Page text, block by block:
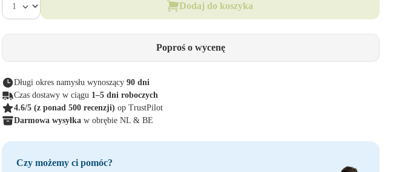
Dodaj do koszyka
Poproś o wycenę
Długi okres namysłu wynoszący 90 dni
Czas dostawy w ciągu 1–5 dni roboczych
4.6/5 (z ponad 500 recenzji) op TrustPilot
Darmowa wysyłka w obrębie NL & BE
Czy możemy ci pomóc?